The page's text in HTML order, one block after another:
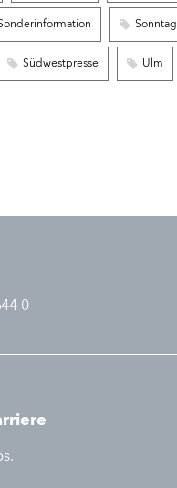
Sonntag
Südwestpresse Ulm
0